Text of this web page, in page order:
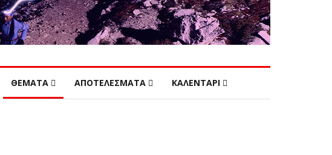
ΘΕΜΑΤΑ ΑΠΟΤΕΛΕΣΜΑΤΑ ΚΑΛΕΝΤΑΡΙ